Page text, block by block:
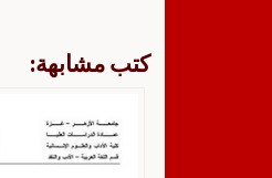
كتب مشابهة: